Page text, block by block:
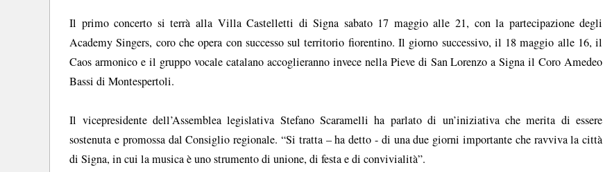
Il primo concerto si terrà alla Villa Castelletti di Signa sabato 17 maggio alle 21, con la partecipazione degli
Academy Singers, coro che opera con successo sul territorio fiorentino. Il giorno successivo, il 18 maggio alle 16, il
Caos armonico e il gruppo vocale catalano accoglieranno invece nella Pieve di San Lorenzo a Signa il Coro Amedeo
Bassi di Montespertoli.
Il vicepresidente dell’Assemblea legislativa Stefano Scaramelli ha parlato di un’iniziativa che merita di essere
sostenuta e promossa dal Consiglio regionale. “Si tratta – ha detto - di una due giorni importante che ravviva la città
di Signa, in cui la musica è uno strumento di unione, di festa e di convivialità”.